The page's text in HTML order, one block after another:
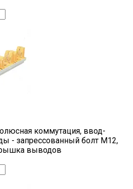
коммутация, ввод-
- запрессованный болт M12,
выводов